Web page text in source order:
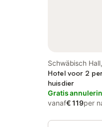
Schwäbisch
Hotel voor 2
huisdier
Gratis
vanaf€ 119per